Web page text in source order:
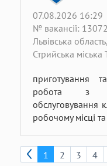
07.08.2026 16:29
№ вакансії:
Львівська
Стрийська міська
приготування
робота з
обслуговування
робочому місці
1 2 3 4